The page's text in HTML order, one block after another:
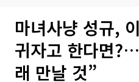
마녀사냥 성규,
귀자고 한다면
래 만날 것”